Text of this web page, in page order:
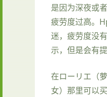
是因为深夜或
疲劳度过高。
迷，疲劳度没
示，但是会有提
在ローリエ（
女）那里可以